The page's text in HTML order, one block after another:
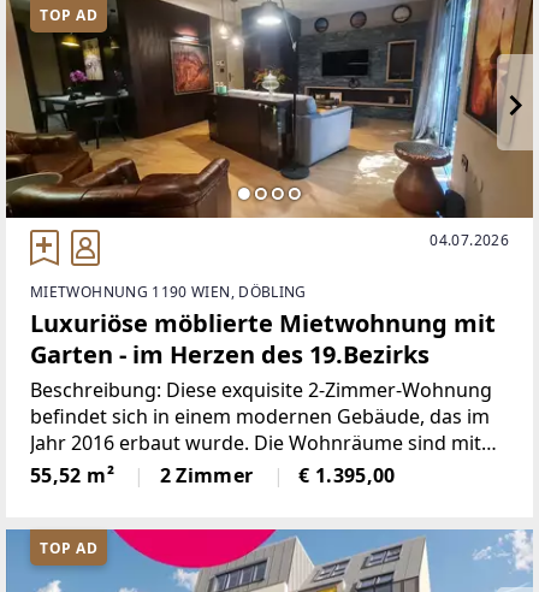
TOP AD
04.07.2026
MIETWOHNUNG 1190 WIEN, DÖBLING
Luxuriöse möblierte Mietwohnung mit
Garten - im Herzen des 19.Bezirks
Beschreibung: Diese exquisite 2-Zimmer-Wohnung
befindet sich in einem modernen Gebäude, das im
Jahr 2016 erbaut wurde. Die Wohnräume sind mit
hochwertigem Parkett ausgestattet, was den
luxuriösen Charakter dieser Immobilie
unterstreicht. Die Fußbodenheizung
55,52 m² 2 Zimmer € 1.395,00
TOP AD